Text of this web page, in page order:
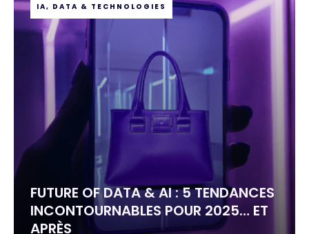
IA, DATA & TECHNOLOGIES
FUTURE OF DATA & AI : 5 TENDANCES
INCONTOURNABLES POUR 2025… ET
APRÈS